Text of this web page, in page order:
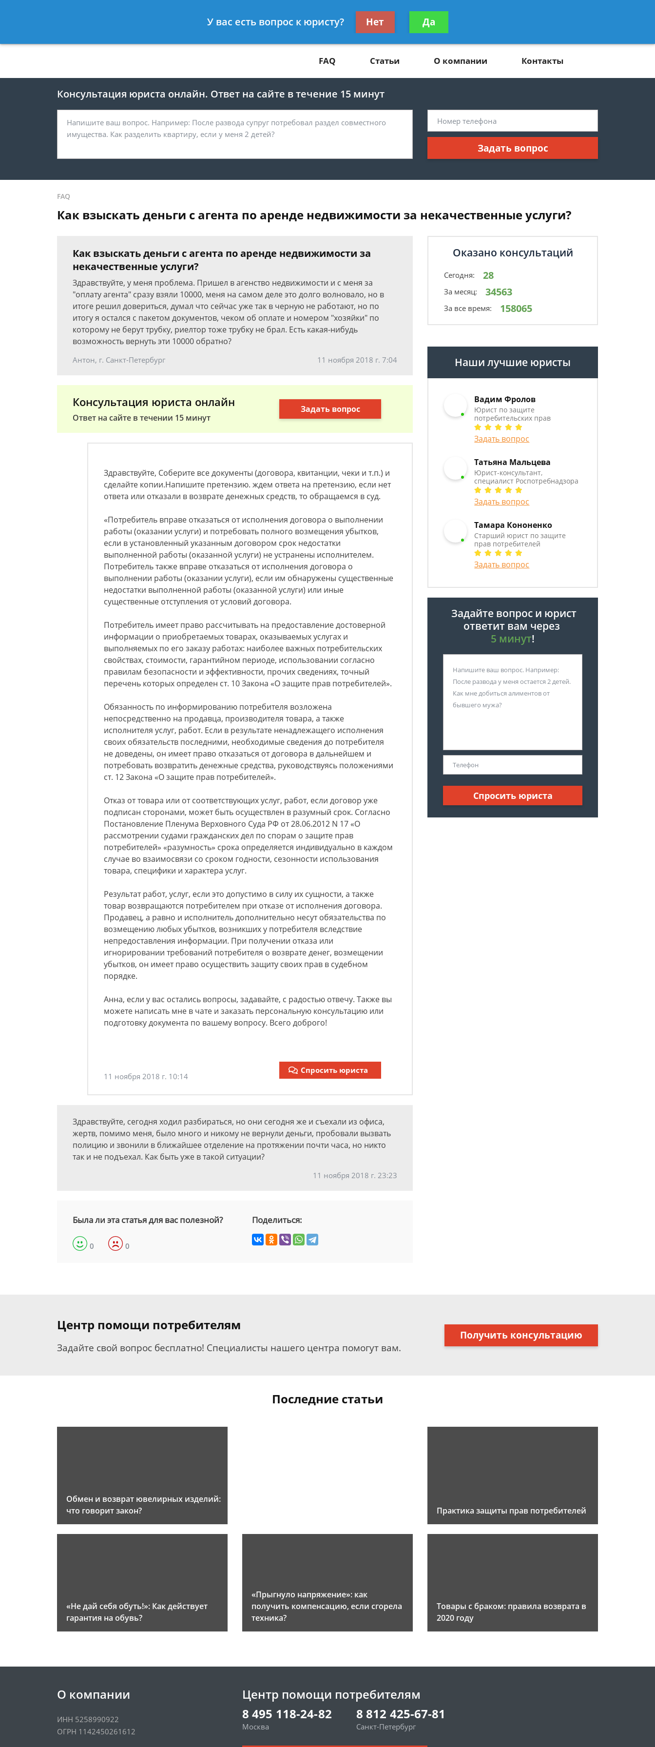
8 812 425-67-81
Получите консультацию
бесплатно
FAQ Статьи О компании Контакты
Консультация юриста онлайн. Ответ на сайте в течение 15 минут
Задать вопрос
FAQ
Как взыскать деньги с агента по аренде недвижимости за некачественные услуги?
Как взыскать деньги с агента по аренде недвижимости за
некачественные услуги?
Здравствуйте, у меня проблема. Пришел в агенство недвижимости и с меня за
"оплату агента" сразу взяли 10000, меня на самом деле это долго волновало, но в
итоге решил довериться, думал что сейчас уже так в черную не работают, но по
итогу я остался с пакетом документов, чеком об оплате и номером "хозяйки" по
которому не берут трубку, риелтор тоже трубку не брал. Есть какая-нибудь
возможность вернуть эти 10000 обратно?
Антон, г. Санкт-Петербург 11 ноября 2018 г. 7:04
Консультация юриста онлайн
Ответ на сайте в течении 15 минут
Задать вопрос
Здравствуйте, Соберите все документы (договора, квитанции, чеки и т.п.) и
сделайте копии.Напишите претензию. ждем ответа на претензию, если нет
ответа или отказали в возврате денежных средств, то обращаемся в суд.
«Потребитель вправе отказаться от исполнения договора о выполнении
работы (оказании услуги) и потребовать полного возмещения убытков,
если в установленный указанным договором срок недостатки
выполненной работы (оказанной услуги) не устранены исполнителем.
Потребитель также вправе отказаться от исполнения договора о
выполнении работы (оказании услуги), если им обнаружены существенные
недостатки выполненной работы (оказанной услуги) или иные
существенные отступления от условий договора.
Потребитель имеет право рассчитывать на предоставление достоверной
информации о приобретаемых товарах, оказываемых услугах и
выполняемых по его заказу работах: наиболее важных потребительских
свойствах, стоимости, гарантийном периоде, использовании согласно
правилам безопасности и эффективности, прочих сведениях, точный
перечень которых определен ст. 10 Закона «О защите прав потребителей».
Обязанность по информированию потребителя возложена
непосредственно на продавца, производителя товара, а также
исполнителя услуг, работ. Если в результате ненадлежащего исполнения
своих обязательств последними, необходимые сведения до потребителя
не доведены, он имеет право отказаться от договора в дальнейшем и
потребовать возвратить денежные средства, руководствуясь положениями
ст. 12 Закона «О защите прав потребителей».
Отказ от товара или от соответствующих услуг, работ, если договор уже
подписан сторонами, может быть осуществлен в разумный срок. Согласно
Постановление Пленума Верховного Суда РФ от 28.06.2012 N 17 «О
рассмотрении судами гражданских дел по спорам о защите прав
потребителей» «разумность» срока определяется индивидуально в каждом
случае во взаимосвязи со сроком годности, сезонности использования
товара, специфики и характера услуг.
Результат работ, услуг, если это допустимо в силу их сущности, а также
товар возвращаются потребителем при отказе от исполнения договора.
Продавец, а равно и исполнитель дополнительно несут обязательства по
возмещению любых убытков, возникших у потребителя вследствие
непредоставления информации. При получении отказа или
игнорировании требований потребителя о возврате денег, возмещении
убытков, он имеет право осуществить защиту своих прав в судебном
порядке.
Анна, если у вас остались вопросы, задавайте, с радостью отвечу. Также вы
можете написать мне в чате и заказать персональную консультацию или
подготовку документа по вашему вопросу. Всего доброго!
11 ноября 2018 г. 10:14
Спросить юриста
Здравствуйте, сегодня ходил разбираться, но они сегодня же и съехали из офиса,
жертв, помимо меня, было много и никому не вернули деньги, пробовали вызвать
полицию и звонили в ближайшее отделение на протяжении почти часа, но никто
так и не подъехал. Как быть уже в такой ситуации?
11 ноября 2018 г. 23:23
Была ли эта статья для вас полезной?
0 0
Поделиться:
Оказано консультаций
Сегодня: 28
За месяц: 34563
За все время: 158065
Наши лучшие юристы
Вадим Фролов
Юрист по защите
потребительских прав
Задать вопрос
Татьяна Мальцева
Юрист-консультант,
специалист Роспотребнадзора
Задать вопрос
Тамара Кононенко
Старший юрист по защите
прав потребителей
Задать вопрос
Задайте вопрос и юрист
ответит вам через
5 минут!
Спросить юриста
Центр помощи потребителям
Задайте свой вопрос бесплатно! Специалисты нашего центра помогут вам.
Получить консультацию
Последние статьи
Обмен и возврат ювелирных изделий:
что говорит закон?
Практика защиты прав потребителей
«Не дай себя обуть!»: Как действует
гарантия на обувь?
«Прыгнуло напряжение»: как
получить компенсацию, если сгорела
техника?
Товары с браком: правила возврата в
2020 году
О компании
ИНН 5258990922
ОГРН 1142450261612
Центр помощи потребителям
8 495 118-24-82
Москва
8 812 425-67-81
Санкт-Петербург
У вас есть вопрос к юристу? Нет Да